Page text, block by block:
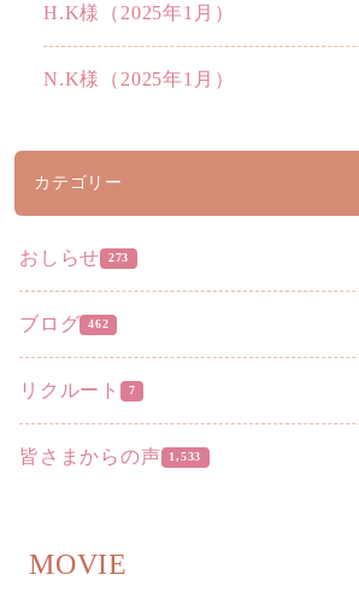
H.K様（2025年1月）
N.K様（2025年1月）
カテゴリー
おしらせ 273
ブログ 462
リクルート 7
皆さまからの声 1,533
MOVIE